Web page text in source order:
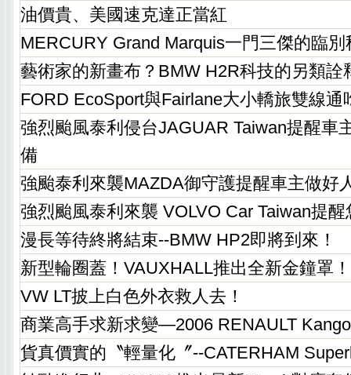
油價貴、美國速克達正當紅
MERCURY Grand Marquis一門三傑的臨別
藝術家的新畫布？BMW H2R科技的另類詮
FORD EcoSport與Fairlane大小轎旅雙線通
強烈颱風泰利侵台JAGUAR Taiwan提醒車
備
強颱泰利來襲MAZDA御守護提醒車主做好
強烈颱風泰利來襲 VOLVO Car Taiwan提
漫長等待終將結束--BMW HP2即將到來！
新型輪圈蓋！VAUXHALL推出全新金鐘罩！
VW LT披上白色外衣救人去！
商業高手求新求變—2006 RENAULT
貨真價實的〝輕量化〞--CATERHAM